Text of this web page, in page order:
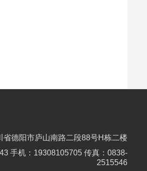
省德阳市庐山南路二段88号H栋二楼
手机：19308105705 传真：0838-
2515546